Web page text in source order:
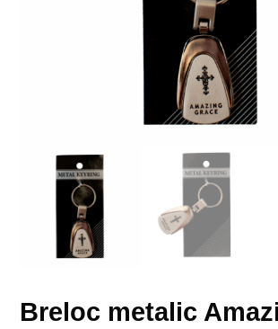
Coșul meu
Implica-te
Despre Noi
Breloc metalic